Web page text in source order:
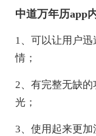
中道万年历app
1、可以让用户
情；
2、有完整无缺
光；
3、使用起来更